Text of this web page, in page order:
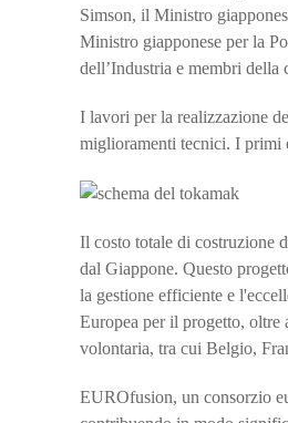
Simson, il Ministro
Ministro giapponese per la
dell’Industria e membri
I lavori per la realizzazione
miglioramenti tecnici. I primi
Il costo totale di costruzione
dal Giappone. Questo
la gestione efficiente e
Europea per il progetto, oltre
volontaria, tra cui Belgio,
EUROfusion, un consorzio